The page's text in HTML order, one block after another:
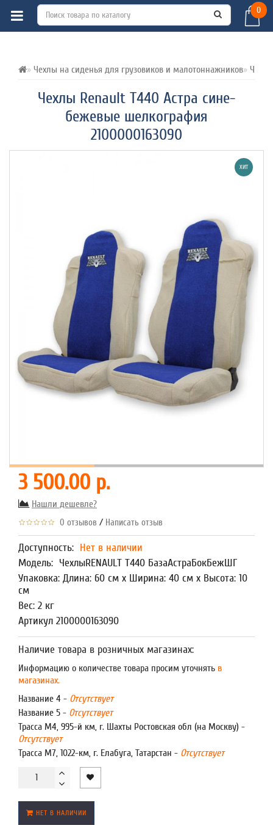
0
Чехлы на сиденья для грузовиков и малотоннажников
Чехлы Renault T440 Астра сине-
бежевые шелкография
2100000163090
ВСЕ О ТОВАРЕ ХАРАКТЕРИСТИКИ
ХИТ
3 500.00 р.
Нашли дешевле?
0 отзывов / Написать отзыв
Доступность: Нет в наличии
Модель: ЧехлыRENAULT T440 БазаАстраБокБежШГ
Упаковка: Длина: 60 см x Ширина: 40 см x Высота: 10
см
Вес: 2 кг
Артикул 2100000163090
Наличие товара в розничных магазинах:
Информацию о количестве товара просим уточнять в
магазинах.
Название 4 - Отсутствует
Название 5 - Отсутствует
Трасса М4, 995-й км, г. Шахты Ростовская обл (на Москву) -
Отсутствует
Трасса М7, 1022-км, г. Елабуга, Татарстан - Отсутствует
НЕТ В НАЛИЧИИ